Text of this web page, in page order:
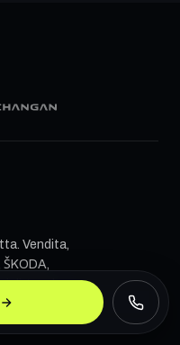
. Vendita,
Land